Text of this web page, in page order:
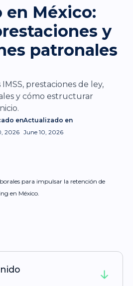
en México:
y
patronales
prestaciones de ley,
y cómo estructurar
en
2026
Actualizado en
June 10, 2026
para impulsar la retención de
en México.